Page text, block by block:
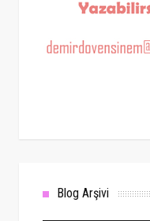
Blog Arşivi